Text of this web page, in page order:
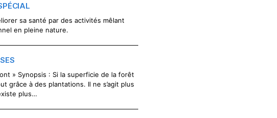
sa santé par des activités mêlant
en pleine nature.
» Synopsis : Si la superficie de la forêt
grâce à des plantations. Il ne s’agit plus
plus…